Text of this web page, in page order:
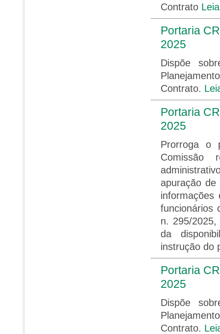
Contrato
Portaria
2025
Dispõe
Contrato.
Portaria
2025
Prorroga o
Comissão
apuração de
funcionários
n. 295/
da
instrução do
Portaria
2025
Dispõe
Contrato.